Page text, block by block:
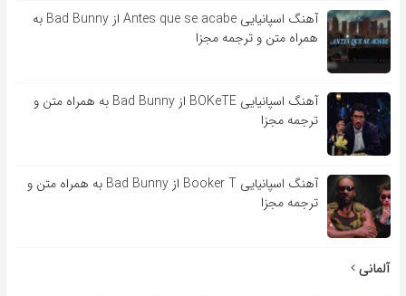
آهنگ اسپانیایی Antes que se acabe از Bad Bunny به
همراه متن و ترجمه مجزا
آهنگ اسپانیایی BOKeTE از Bad Bunny به همراه متن و
ترجمه مجزا
آهنگ اسپانیایی Booker T از Bad Bunny به همراه متن و
ترجمه مجزا
آلمانی